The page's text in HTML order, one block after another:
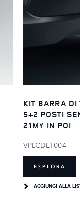
KIT BARRA
5+2 POSTI
21MY IN POI
VPLCDET004
ESPLORA
AGGIUNGI ALLA